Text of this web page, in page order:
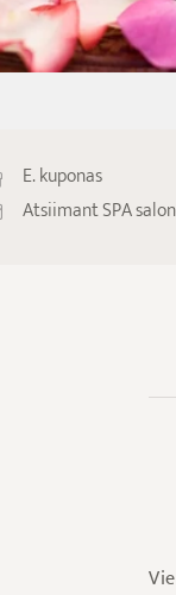
E. kuponas
Atsiimant SPA